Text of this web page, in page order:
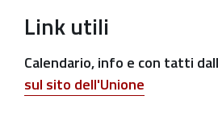
parlo":
ciclo
di
incontri
Link utili
Calendario, info e con tatti
sul sito dell'Unione